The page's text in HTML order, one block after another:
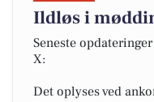
Ildløs i
Seneste
X:
Det oplyses ved